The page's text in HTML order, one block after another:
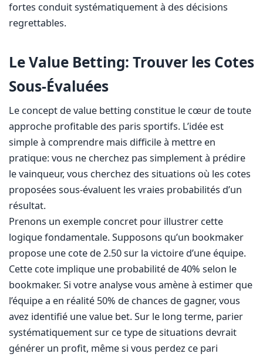
fortes conduit systématiquement à des décisions
regrettables.
Le Value Betting: Trouver les Cotes
Sous-Évaluées
Le concept de value betting constitue le cœur de toute
approche profitable des paris sportifs. L’idée est
simple à comprendre mais difficile à mettre en
pratique: vous ne cherchez pas simplement à prédire
le vainqueur, vous cherchez des situations où les cotes
proposées sous-évaluent les vraies probabilités d’un
résultat.
Prenons un exemple concret pour illustrer cette
logique fondamentale. Supposons qu’un bookmaker
propose une cote de 2.50 sur la victoire d’une équipe.
Cette cote implique une probabilité de 40% selon le
bookmaker. Si votre analyse vous amène à estimer que
l’équipe a en réalité 50% de chances de gagner, vous
avez identifié une value bet. Sur le long terme, parier
systématiquement sur ce type de situations devrait
générer un profit, même si vous perdez ce pari